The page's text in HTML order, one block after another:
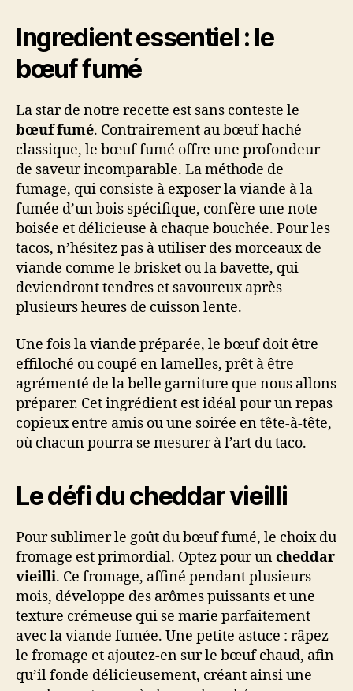
Ingredient essentiel : le
bœuf fumé
La star de notre recette est sans conteste le
bœuf fumé. Contrairement au bœuf haché
classique, le bœuf fumé offre une profondeur
de saveur incomparable. La méthode de
fumage, qui consiste à exposer la viande à la
fumée d’un bois spécifique, confère une note
boisée et délicieuse à chaque bouchée. Pour les
tacos, n’hésitez pas à utiliser des morceaux de
viande comme le brisket ou la bavette, qui
deviendront tendres et savoureux après
plusieurs heures de cuisson lente.
Une fois la viande préparée, le bœuf doit être
effiloché ou coupé en lamelles, prêt à être
agrémenté de la belle garniture que nous allons
préparer. Cet ingrédient est idéal pour un repas
copieux entre amis ou une soirée en tête-à-tête,
où chacun pourra se mesurer à l’art du taco.
Le défi du cheddar vieilli
Pour sublimer le goût du bœuf fumé, le choix du
fromage est primordial. Optez pour uncheddar
vieilli. Ce fromage, affiné pendant plusieurs
mois, développe des arômes puissants et une
texture crémeuse qui se marie parfaitement
avec la viande fumée. Une petite astuce : râpez
le fromage et ajoutez-en sur le bœuf chaud, afin
qu’il fonde délicieusement, créant ainsi une